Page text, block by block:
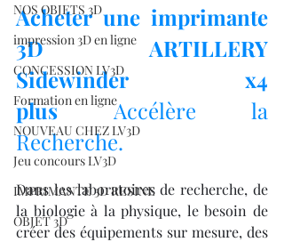
NOS OBJETS 3D
impression 3D en ligne
CONCESSION LV3D
Formation en ligne
NOUVEAU CHEZ LV3D
Jeu concours LV3D
IMPRIMANTE 3D RESINE
OBJET 3D
Acheter une imprimante
3D ARTILLERY
Sidewinder x4
plus Accélère la
Recherche.
Dans les laboratoires de recherche, de
la biologie à la physique, le besoin de
créer des équipements sur mesure, des